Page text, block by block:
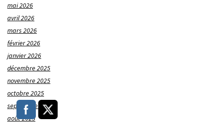
mai 2026
avril 2026
mars 2026
février 2026
janvier 2026
décembre 2025
novembre 2025
octobre 2025
septembre 2025
août 2025